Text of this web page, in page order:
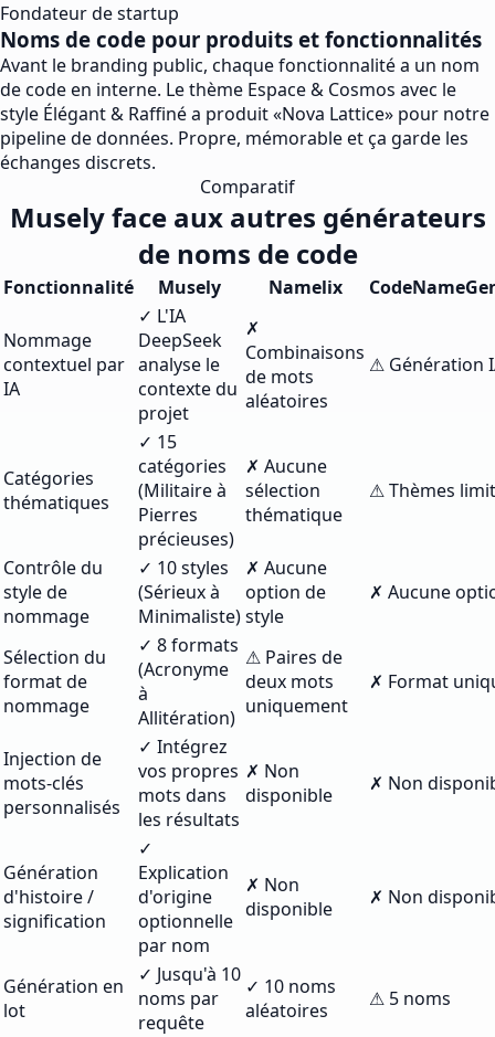
Fondateur de startup
Noms de code pour produits et fonctionnalités
Avant le branding public, chaque fonctionnalité a un nom
de code en interne. Le thème Espace & Cosmos avec le
style Élégant & Raffiné a produit «Nova Lattice» pour notre
pipeline de données. Propre, mémorable et ça garde les
échanges discrets.
Comparatif
Musely face aux autres générateurs
de noms de code
Fonctionnalité Musely Namelix
Nommage
contextuel par
IA
✓ L'IA
DeepSeek
analyse le
contexte du
projet
✗
Combinaisons
de mots
aléatoires
⚠ Génération
Catégories
thématiques
✓ 15
catégories
(Militaire à
Pierres
précieuses)
✗ Aucune
sélection
thématique
⚠ Thèmes
Contrôle du
style de
nommage
✓ 10 styles
(Sérieux à
Minimaliste)
✗ Aucune
option de
style
✗ Aucune
Sélection du
format de
nommage
✓ 8 formats
(Acronyme
à
Allitération)
⚠ Paires de
deux mots
uniquement
✗ Format
Injection de
mots-clés
personnalisés
✓ Intégrez
vos propres
mots dans
les résultats
✗ Non
disponible
✗ Non
Génération
d'histoire /
signification
✓
Explication
d'origine
optionnelle
par nom
✗ Non
disponible
✗ Non
Génération en
lot
✓ Jusqu'à 10
noms par
requête
✓ 10 noms
aléatoires
⚠ 5 noms